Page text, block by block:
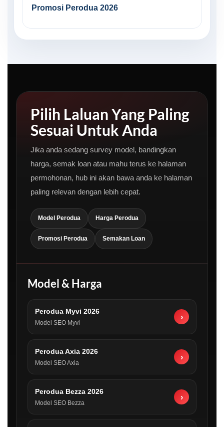
Promosi Perodua 2026
Pilih Laluan Yang Paling
Sesuai Untuk Anda
Jika anda sedang survey model, bandingkan
harga, semak loan atau mahu terus ke halaman
permohonan, hub ini akan bawa anda ke halaman
paling relevan dengan lebih cepat.
Model Perodua Harga Perodua
Promosi Perodua Semakan Loan
Model & Harga
Perodua Myvi 2026
Model SEO Myvi
›
Perodua Axia 2026
Model SEO Axia
›
Perodua Bezza 2026
Model SEO Bezza
›